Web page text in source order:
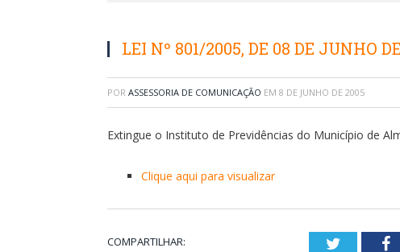
LEI Nº 801/2005, DE 08 DE JUNHO
POR ASSESSORIA DE COMUNICAÇÃO EM 8 DE JUNHO DE 2005
Extingue o Instituto de Previdências do Município de
Clique aqui para visualizar
COMPARTILHAR: Twitter